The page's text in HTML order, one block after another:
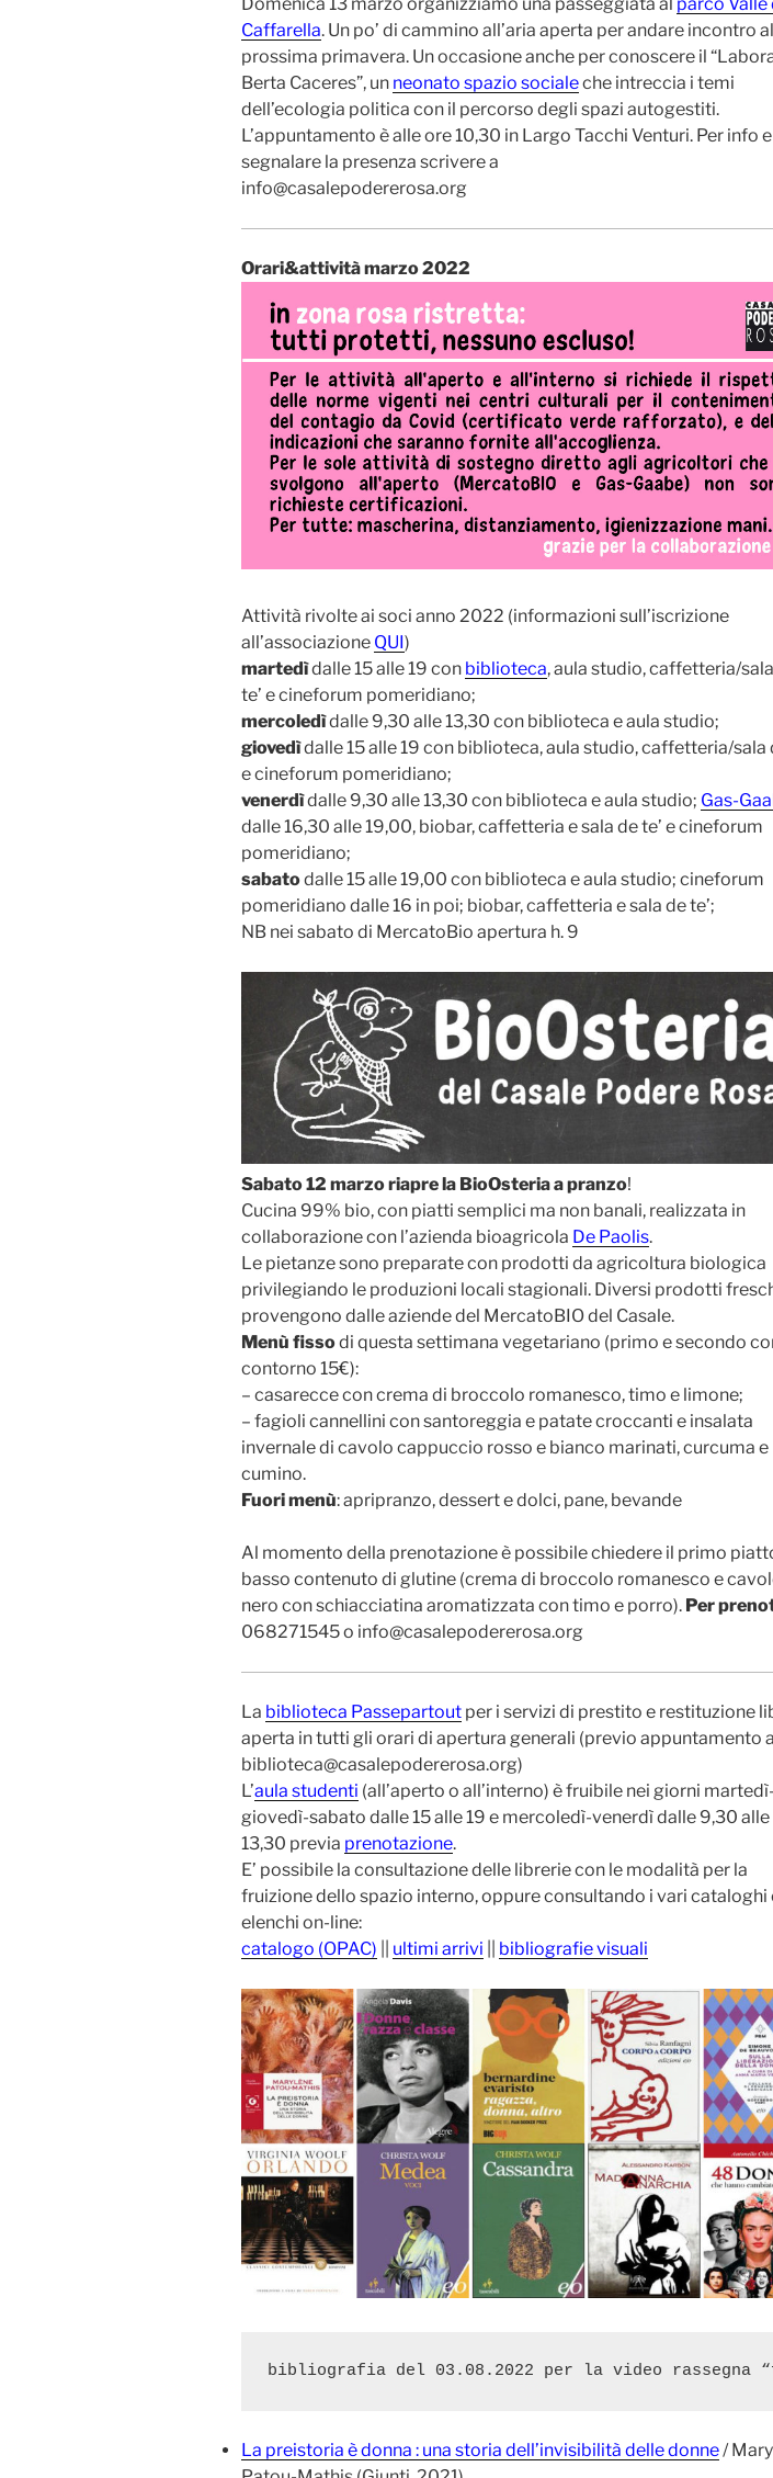
Caffarella. Un po’ di cammino all’aria aperta per andare incontro
prossima primavera. Un occasione anche per conoscere il
Berta Caceres”, un neonato spazio socialeche intreccia i temi
dell’ecologia politica con il percorso degli spazi autogestiti.
L’appuntamento è alle ore 10,30 in Largo Tacchi Venturi. Per info
segnalare la presenza scrivere a
info@casalepodererosa.org
Orari&attività marzo 2022
Attività rivolte ai soci anno 2022 (informazioni sull’iscrizione
all’associazione QUI)
martedìdalle 15 alle 19 con biblioteca, aula studio, caffetteria/
te’ e cineforum pomeridiano;
mercoledìdalle 9,30 alle 13,30 con biblioteca e aula studio;
giovedìdalle 15 alle 19 con biblioteca, aula studio, caffetteria/sala
e cineforum pomeridiano;
venerdìdalle 9,30 alle 13,30 con biblioteca e aula studio; Gas-
dalle 16,30 alle 19,00, biobar, caffetteria e sala de te’ e cineforum
pomeridiano;
sabatodalle 15 alle 19,00 con biblioteca e aula studio; cineforum
pomeridiano dalle 16 in poi; biobar, caffetteria e sala de te’;
NB nei sabato di MercatoBio apertura h. 9
Sabato 12 marzo riapre la BioOsteria a pranzo!
Cucina 99% bio, con piatti semplici ma non banali, realizzata in
collaborazione con l’azienda bioagricola De Paolis.
Le pietanze sono preparate con prodotti da agricoltura biologica
privilegiando le produzioni locali stagionali. Diversi prodotti
provengono dalle aziende del MercatoBIO del Casale.
Menù fissodi questa settimana vegetariano (primo e secondo
contorno 15€):
– casarecce con crema di broccolo romanesco, timo e limone;
– fagioli cannellini con santoreggia e patate croccanti e insalata
invernale di cavolo cappuccio rosso e bianco marinati, curcuma e
cumino.
Fuori menù: apripranzo, dessert e dolci, pane, bevande
Al momento della prenotazione è possibile chiedere il primo
basso contenuto di glutine (crema di broccolo romanesco e
nero con schiacciatina aromatizzata con timo e porro). Per
068271545 o info@casalepodererosa.org
La biblioteca Passepartout per i servizi di prestito e restituzione
aperta in tutti gli orari di apertura generali (previo appuntamento a
biblioteca@casalepodererosa.org)
L’aula studenti (all’aperto o all’interno) è fruibile nei giorni martedì-
giovedì-sabato dalle 15 alle 19 e mercoledì-venerdì dalle 9,30 alle
13,30 previa prenotazione.
E’ possibile la consultazione delle librerie con le modalità per la
fruizione dello spazio interno, oppure consultando i vari cataloghi
elenchi on-line:
catalogo (OPAC)
ultimi arrivi bibliografie visuali
bibliografia del 03.08.2022 per la video rassegna
La preistoria è donna : una storia dell’invisibilità delle donne/